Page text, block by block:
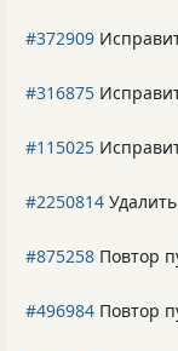
#372909
#316875
#115025
#2250814
#875258 Повтор
#496984 Повтор